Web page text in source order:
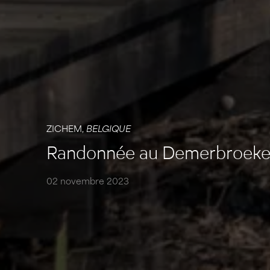
ZICHEM,BELGIQUE
Randonnée au
02 novembre 2023